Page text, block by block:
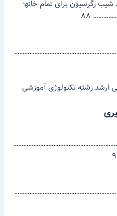
۴-۲-۲-۳٫ پیش فرض همگنی خط شیب رگرسیون برای تمام خانه­
۸۸
ارشد رشته تکنولوژی آموزشی